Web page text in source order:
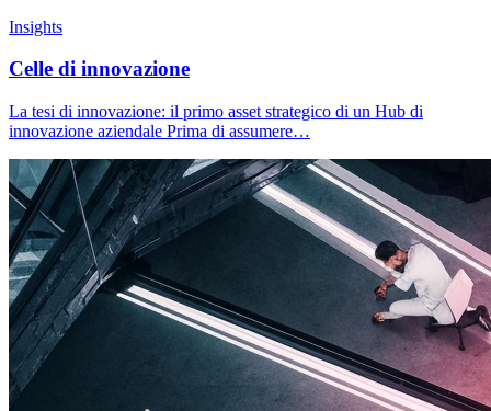
Insights
Celle di innovazione
La tesi di innovazione: il primo asset strategico di un Hub di
innovazione aziendale Prima di assumere…